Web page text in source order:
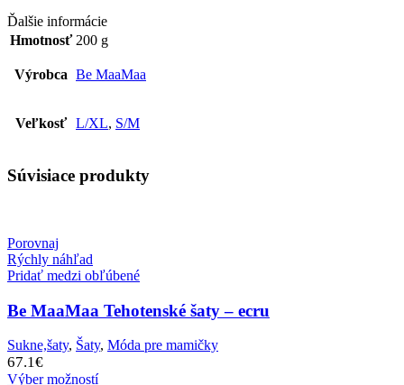
Ďalšie informácie
Hmotnosť 200 g
Výrobca Be MaaMaa
Veľkosť L/XL, S/M
Súvisiace produkty
Porovnaj
Rýchly náhľad
Pridať medzi obľúbené
Be MaaMaa Tehotenské šaty – ecru
Sukne,šaty, Šaty, Móda pre mamičky
67.1€
Výber možností